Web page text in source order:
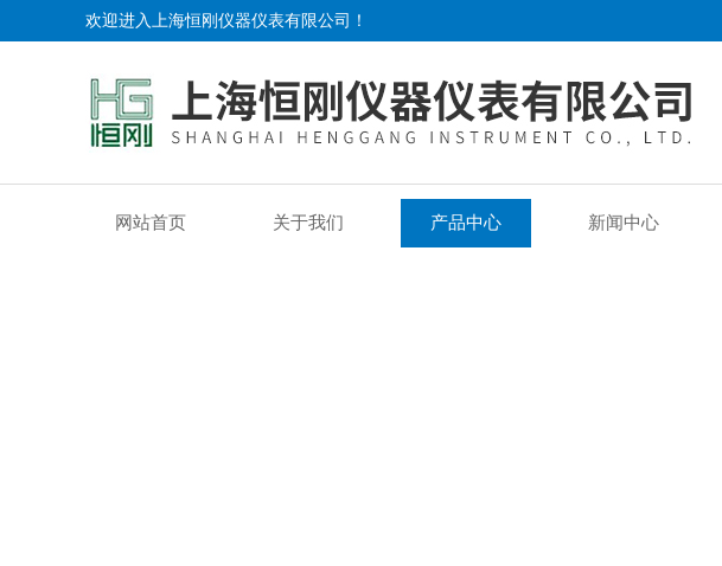
欢迎进入上海恒刚仪器仪表有限公司！
网站首页 关于我们 产品中心 新闻中心